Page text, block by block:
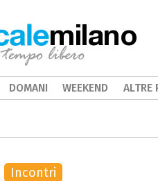
Incontri
milano
DOMANI WEEKEND ALTRE